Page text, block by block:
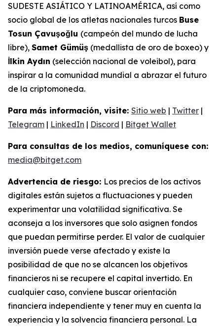
SUDESTE ASIÁTICO Y LATINOAMÉRICA, así como
socio global de los atletas nacionales turcos Buse
Tosun Çavuşoğlu (campeón del mundo de lucha
libre), Samet Gümüş (medallista de oro de boxeo) y
İlkin Aydın (selección nacional de voleibol), para
inspirar a la comunidad mundial a abrazar el futuro
de la criptomoneda.
Para más información, visite: Sitio web | Twitter |
Telegram | LinkedIn | Discord | Bitget Wallet
Para consultas de los medios, comuníquese con:
media@bitget.com
Advertencia de riesgo: Los precios de los activos
digitales están sujetos a fluctuaciones y pueden
experimentar una volatilidad significativa. Se
aconseja a los inversores que solo asignen fondos
que puedan permitirse perder. El valor de cualquier
inversión puede verse afectado y existe la
posibilidad de que no se alcancen los objetivos
financieros ni se recupere el capital invertido. En
cualquier caso, conviene buscar orientación
financiera independiente y tener muy en cuenta la
experiencia y la solvencia financiera personal. La